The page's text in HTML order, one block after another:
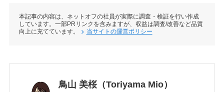
本記事の内容は、ネットオフの社員が実際に調査・検証を行い作成
しています。一部PRリンクを含みますが、収益は調査/改善など品質
向上に充てています。
当サイトの運営ポリシー
鳥山 美桜（Toriyama Mio）